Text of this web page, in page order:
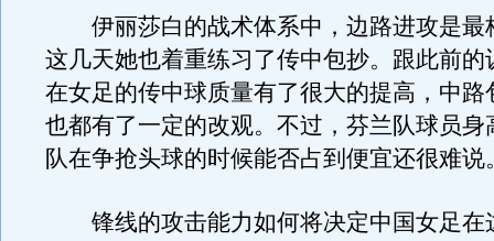
伊丽莎白的战术体系中，边路进攻是最
这几天她也着重练习了传中包抄。跟此前的
在女足的传中球质量有了很大的提高，中路
也都有了一定的改观。不过，芬兰队球员身
队在争抢头球的时候能否占到便宜还很难说
锋线的攻击能力如何将决定中国女足在